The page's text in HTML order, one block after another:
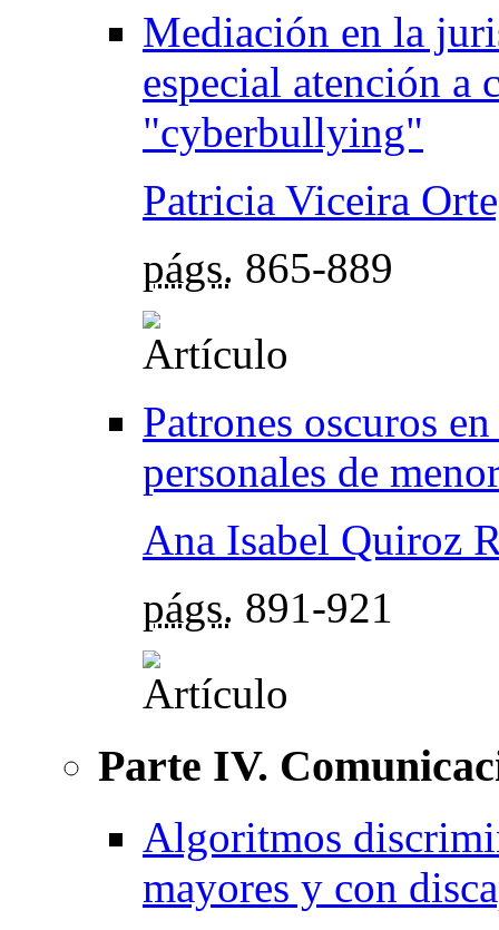
Mediación en la
especial atención a
"cyberbullying"
Patricia Viceira
págs. 865-889
Patrones oscuros
personales de
Ana Isabel Quiroz
págs. 891-921
Parte IV.
Algoritmos
mayores y con